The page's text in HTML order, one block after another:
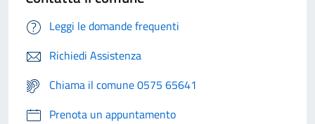
Leggi le domande frequenti
Richiedi Assistenza
Chiama il comune 0575 65641
Prenota un appuntamento